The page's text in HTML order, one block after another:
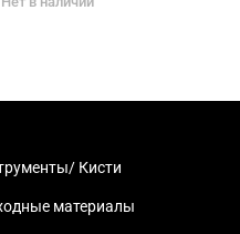
Кисти
материалы